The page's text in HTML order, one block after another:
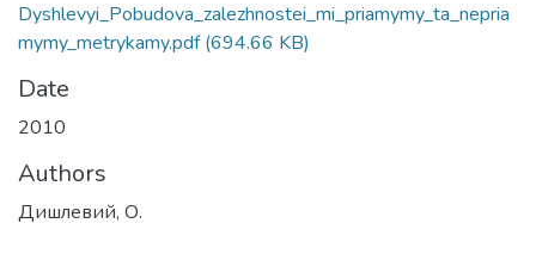
Dyshlevyi_Pobudova_zalezhnostei_mi_priamymy_ta_nepria
mymy_metrykamy.pdf(694.66 KB)
Date
2010
Authors
Дишлевий, О.